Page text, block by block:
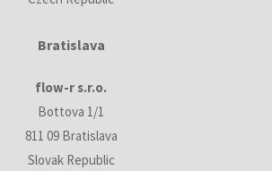
Bratislava
flow-r s.r.o.
Bottova 1/1
811 09 Bratislava
Slovak Republic